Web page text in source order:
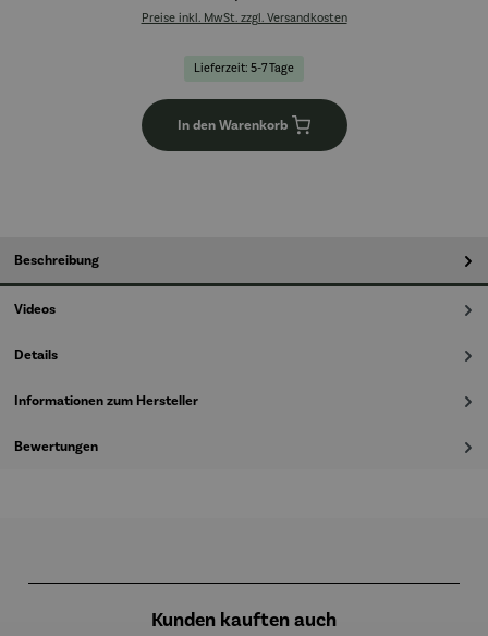
Preise inkl. MwSt. zzgl. Versandkosten
Lieferzeit: 5-7 Tage
In den Warenkorb
Beschreibung
Videos
Details
Informationen zum Hersteller
Bewertungen
Kunden kauften auch